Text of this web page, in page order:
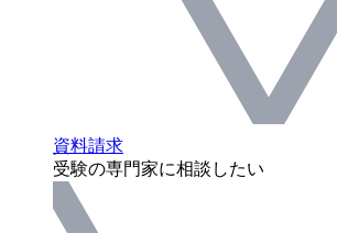
資料請求
受験の専門家に相談したい